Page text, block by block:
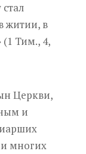
житии, в
(1 Тим., 4,
Церкви,
и
многих